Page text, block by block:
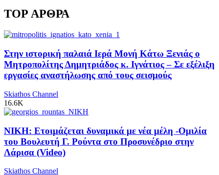
TOP ΑΡΘΡΑ
Στην ιστορική παλαιά Ιερά Μονή Κάτω Ξενιάς ο
Μητροπολίτης Δημητριάδος κ. Ιγνάτιος – Σε εξέλιξη
εργασίες αναστήλωσης από τους σεισμούς
Skiathos Channel
16.6K
ΝΙΚΗ: Ετοιμάζεται δυναμικά με νέα μέλη -Ομιλία
του Βουλευτή Γ. Ρούντα στο Προσυνέδριο στην
Λάρισα (Video)
Skiathos Channel